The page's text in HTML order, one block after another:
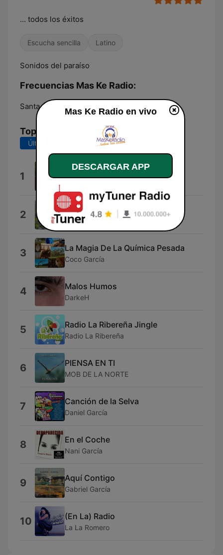
... todos los éxitos
Escucha sencilla Latino
Sonidos del paraíso
Frecuencias Mas Ke Radio:
Santa Cruz de Tenerife: Online
Top Canciones
Últimos 7 días Últimos 30 días
1 Sin Cinturón de Seguridad
2 Sacyr Vallehermoso
Emilio José
3 La Magia De La Química Pesada
Coco García
4 Malos Humos
DarkeH
5 Radio La Ribereña Jingle
Radio La Ribereña
6 PIENSA EN TI
MOB DE LA NORTE
7 Canción de la Selva
Daniel García
8 En el Coche
Nani García
9 Aquí Contigo
Gabriel García
10 (En La) Radio
La La Romero
Mas Ke Radio en vivo
DESCARGAR APP